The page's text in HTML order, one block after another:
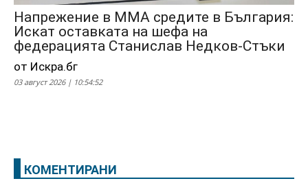
Напрежение в ММА средите в България:
Искат оставката на шефа на
федерацията Станислав Недков-Стъки
от Искра.бг
03 август 2026 | 10:54:52
КОМЕНТИРАНИ